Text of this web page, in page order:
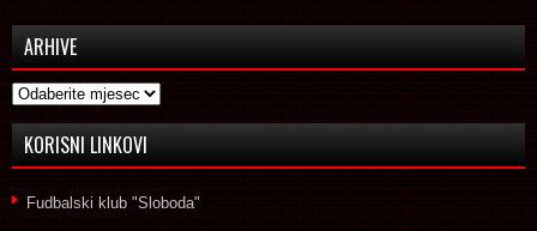
ARHIVE
Arhive
KORISNI LINKOVI
Fudbalski klub "Sloboda"